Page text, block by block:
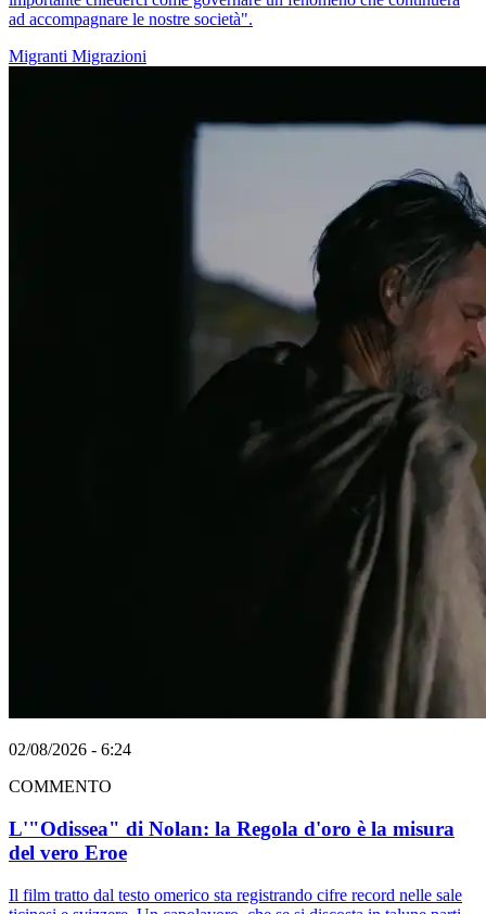
ad accompagnare le nostre società".
Migranti Migrazioni
02/08/2026 - 6:24
COMMENTO
L'"Odissea" di Nolan: la Regola d'oro è la misura
del vero Eroe
Il film tratto dal testo omerico sta registrando cifre record nelle sale